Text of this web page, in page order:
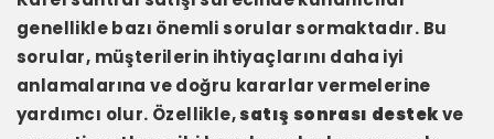
genellikle bazı önemli sorular sormaktadır. Bu
sorular, müşterilerin ihtiyaçlarını daha iyi
anlamalarına ve doğru kararlar vermelerine
yardımcı olur. Özellikle,satış sonrası destekve